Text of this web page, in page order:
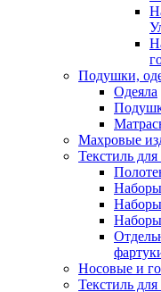
Подушки,
Одеяла
Махровые
Текстиль
Наборы
Носовые и
Текстиль